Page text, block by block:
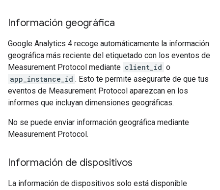
Información geográfica
Google Analytics 4 recoge automáticamente la información
geográfica más reciente del etiquetado con los eventos de
Measurement Protocol mediante client_id o
app_instance_id . Esto te permite asegurarte de que tus
eventos de Measurement Protocol aparezcan en los
informes que incluyan dimensiones geográficas.
No se puede enviar información geográfica mediante
Measurement Protocol.
Información de dispositivos
La información de dispositivos solo está disponible